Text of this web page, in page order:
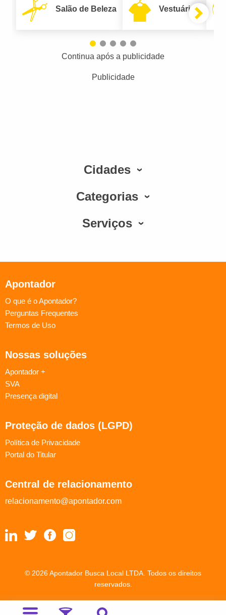
Salão de Beleza Vestuário
Continua após a publicidade
Publicidade
Cidades
Categorias
Serviços
Apontador
O que é o Apontador?
Perguntas Frequentes
Termos de Uso
Nossas soluções
Apontador +
SVA
Presença digital
Proteção de dados (LGPD)
Política de Privacidade
Portal do Titular
Central de relacionamento
relacionamento@apontador.com
© 2026 Apontador Busca Local LTDA. Todos os direitos
reservados.